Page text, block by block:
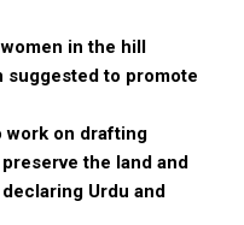
in the hill
suggested to promote
work on drafting
the land and
Urdu and